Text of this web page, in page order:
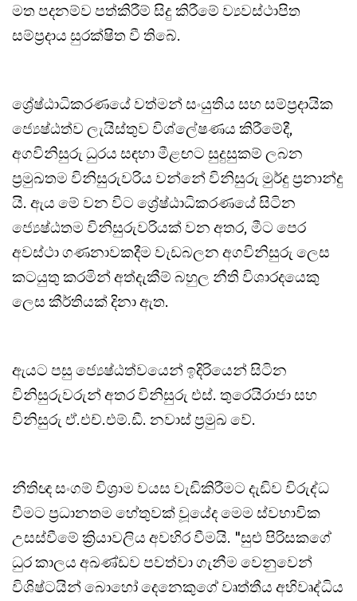
මත පදනම්ව පත්කිරීම් සිදු කිරීමේ ව්‍යවස්ථාපිත
සම්ප්‍රදාය සුරක්ෂිත වී තිබේ.
ශ්‍රේෂ්ඨාධිකරණයේ වත්මන් සංයුතිය සහ සම්ප්‍රදායික
ජ්‍යෙෂ්ඨත්ව ලැයිස්තුව විශ්ලේෂණය කිරීමේදී,
අගවිනිසුරු ධුරය සඳහා මීළඟට සුදුසුකම් ලබන
ප්‍රමුඛතම විනිසුරුවරිය වන්නේ විනිසුරු මුර්දු ප්‍රනාන්දු
යි. ඇය මේ වන විට ශ්‍රේෂ්ඨාධිකරණයේ සිටින
ජ්‍යෙෂ්ඨතම විනිසුරුවරියක් වන අතර, මීට පෙර
අවස්ථා ගණනාවකදීම වැඩබලන අගවිනිසුරු ලෙස
කටයුතු කරමින් අත්දැකීම් බහුල නීති විශාරදයෙකු
ලෙස කීර්තියක් දිනා ඇත.
ඇයට පසු ජ්‍යෙෂ්ඨත්වයෙන් ඉදිරියෙන් සිටින
විනිසුරුවරුන් අතර විනිසුරු එස්. තුරෙයිරාජා සහ
විනිසුරු ඒ.එච්.එම්.ඩී. නවාස් ප්‍රමුඛ වේ.
නීතිඥ සංගම් විශ්‍රාම වයස වැඩිකිරීමට දැඩිව විරුද්ධ
වීමට ප්‍රධානතම හේතුවක් වූයේද මෙම ස්වභාවික
උසස්වීමේ ක්‍රියාවලිය අවහිර වීමයි. "සුළු පිරිසකගේ
ධුර කාලය අඛණ්ඩව පවත්වා ගැනීම වෙනුවෙන්
විශිෂ්ටයින් බොහෝ දෙනෙකුගේ වෘත්තීය අභිවෘද්ධිය